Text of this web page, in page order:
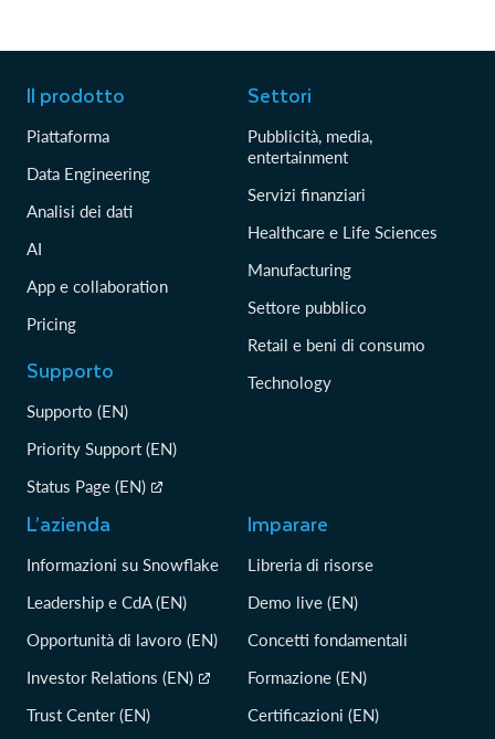
Il prodotto
Piattaforma
Data Engineering
Analisi dei dati
AI
App e collaboration
Pricing
Supporto
Supporto (EN)
Priority Support (EN)
Status Page (EN)
Settori
Pubblicità, media,
entertainment
Servizi finanziari
Healthcare e Life Sciences
Manufacturing
Settore pubblico
Retail e beni di consumo
Technology
L’azienda
Informazioni su Snowflake
Leadership e CdA (EN)
Opportunità di lavoro (EN)
Investor Relations (EN)
Trust Center (EN)
Imparare
Libreria di risorse
Demo live (EN)
Concetti fondamentali
Formazione (EN)
Certificazioni (EN)